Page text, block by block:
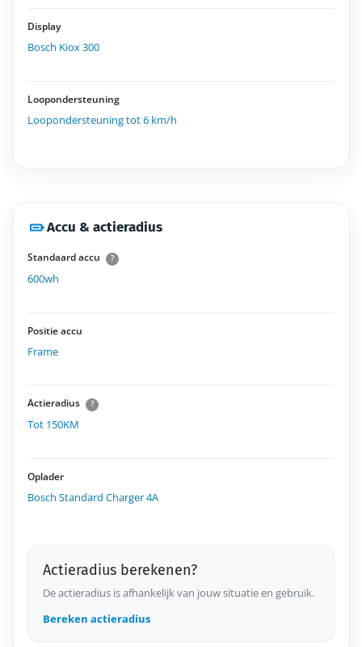
Display
Bosch Kiox 300
Loopondersteuning
Loopondersteuning tot 6 km/h
Accu & actieradius
Standaard accu ?
600wh
Positie accu
Frame
Actieradius ?
Tot 150KM
Oplader
Bosch Standard Charger 4A
Actieradius berekenen?
De actieradius is afhankelijk van jouw situatie en gebruik.
Bereken actieradius